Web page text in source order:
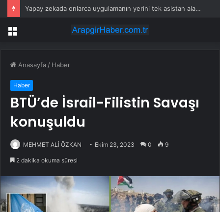
Yapay zekada onlarca uygulamanın yerini tek asistan alabilir
Menü
Anasayfa / Haber
Haber
BTÜ’de İsrail-Filistin Savaşı
konuşuldu
MEHMET ALİ ÖZKAN Ekim 23, 2023 0 9
2 dakika okuma süresi